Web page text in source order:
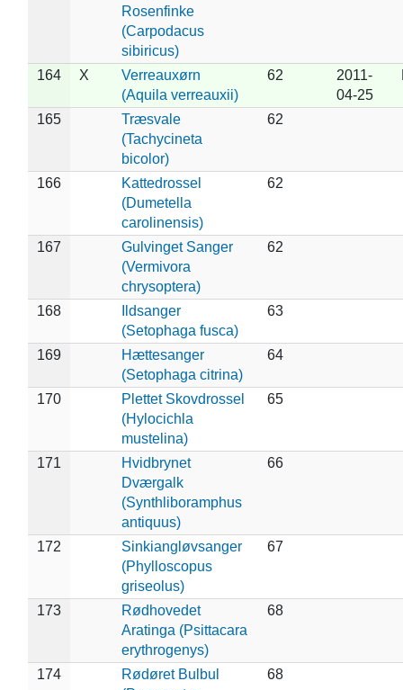
Rosenfinke
(Carpodacus
sibiricus)
164 X
Verreauxørn
(Aquila verreauxii)
62
2011-
04-25
165
Træsvale
(Tachycineta
bicolor)
62
166
Kattedrossel
(Dumetella
carolinensis)
62
167
Gulvinget Sanger
(Vermivora
chrysoptera)
62
168
Ildsanger
(Setophaga fusca)
63
169
Hættesanger
(Setophaga citrina)
64
170
Plettet Skovdrossel
(Hylocichla
mustelina)
65
171
Hvidbrynet
Dværgalk
(Synthliboramphus
antiquus)
66
172
Sinkiangløvsanger
(Phylloscopus
griseolus)
67
173
Rødhovedet
Aratinga (Psittacara
erythrogenys)
68
174
Rødøret Bulbul
68